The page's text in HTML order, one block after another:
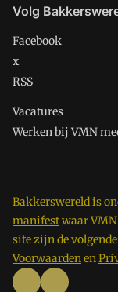
Volg
Facebook
x
RSS
Vacatures
Werken bij VMN
Bakkerswereld is
manifestwaar
site zijn de
Voorwaardenen